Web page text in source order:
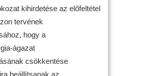
kihirdetése az előfeltétel
tervének
hogy a
ágazat
csökkentése
beállítsanak az